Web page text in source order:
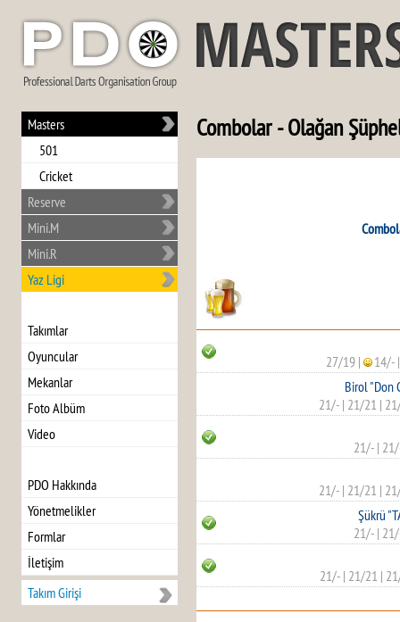
Masters
501
Cricket
Reserve
Mini.M
Mini.R
Yaz Ligi
Takımlar
Oyuncular
Mekanlar
Foto Albüm
Video
PDO Hakkında
Yönetmelikler
Formlar
İletişim
Takım Girişi
Combolar - Olağan
27/19 | 14/-
Birol "Don
21/- | 21/21 |
21/- |
21/- | 21/21 |
Şükrü
21/- |
21/- | 21/21 |